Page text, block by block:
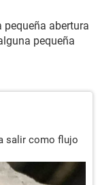
pequeña abertura
pequeña
salir como flujo